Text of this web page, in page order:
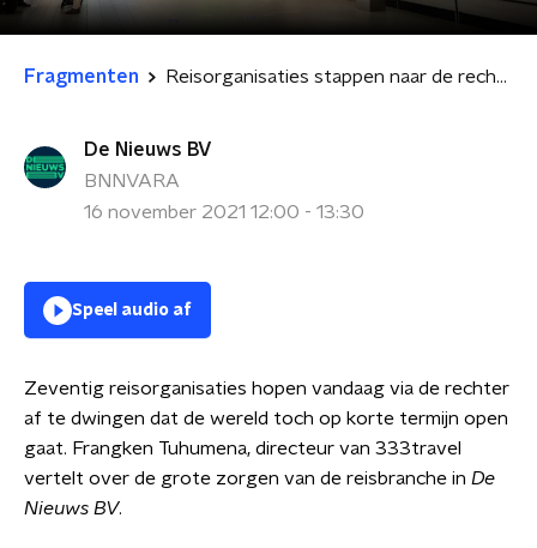
Fragmenten Reisorganisaties stappen naar de rechter: willen wereld van het slot
De Nieuws BV
BNNVARA
16 november 2021 12:00 - 13:30
Speel audio af
Zeventig reisorganisaties hopen vandaag via de rechter
af te dwingen dat de wereld toch op korte termijn open
gaat. Frangken Tuhumena, directeur van 333travel
vertelt over de grote zorgen van de reisbranche in De
Nieuws BV.